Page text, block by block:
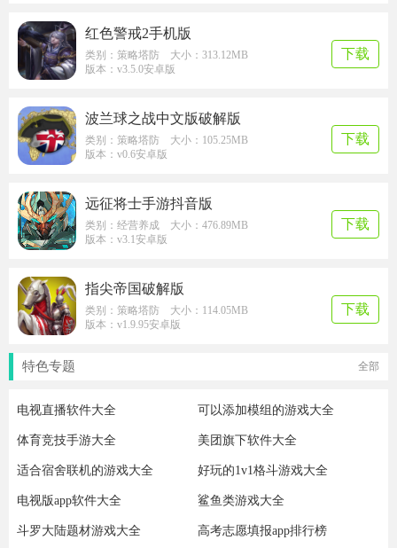
红色警戒2手机版
类别：策略塔防 大小：313.12MB
版本：v3.5.0安卓版
下载
波兰球之战中文版破解版
类别：策略塔防 大小：105.25MB
版本：v0.6安卓版
下载
远征将士手游抖音版
类别：经营养成 大小：476.89MB
版本：v3.1安卓版
下载
指尖帝国破解版
类别：策略塔防 大小：114.05MB
版本：v1.9.95安卓版
下载
特色专题 全部
电视直播软件大全 可以添加模组的游戏大全
体育竞技手游大全 美团旗下软件大全
适合宿舍联机的游戏大全 好玩的1v1格斗游戏大全
电视版app软件大全 鲨鱼类游戏大全
斗罗大陆题材游戏大全 高考志愿填报app排行榜